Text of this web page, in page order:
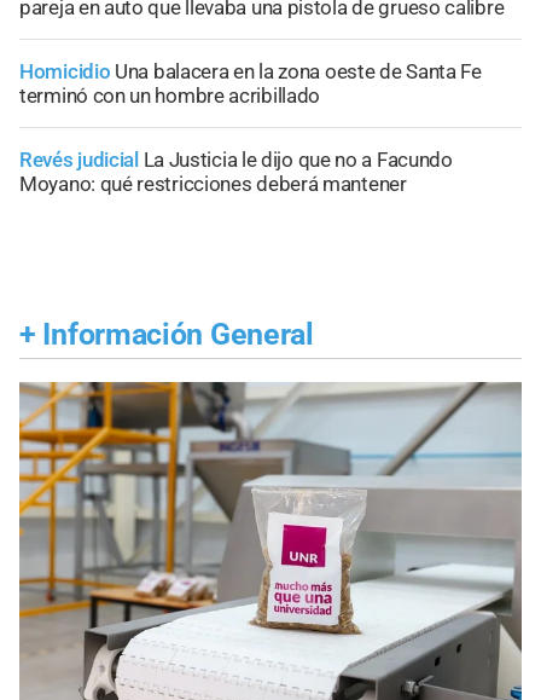
pareja en auto que llevaba una pistola de grueso calibre
Homicidio Una balacera en la zona oeste de Santa Fe
terminó con un hombre acribillado
Revés judicial La Justicia le dijo que no a Facundo
Moyano: qué restricciones deberá mantener
+ Información General